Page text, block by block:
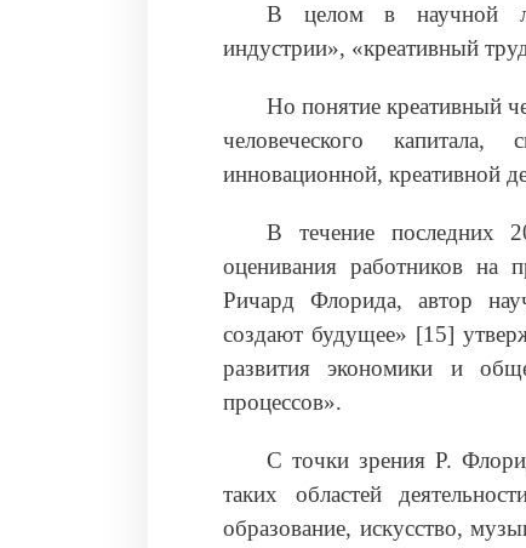
В целом в научной
индустрии», «креативный
Но понятие креативный
человеческого
инновационной, креативной
В течение последних
оценивания работников на
Ричард Флорида, автор
создают будущее» [15]
развития экономики и
процессов».
С точки зрения Р.
таких областей
образование, искусство,